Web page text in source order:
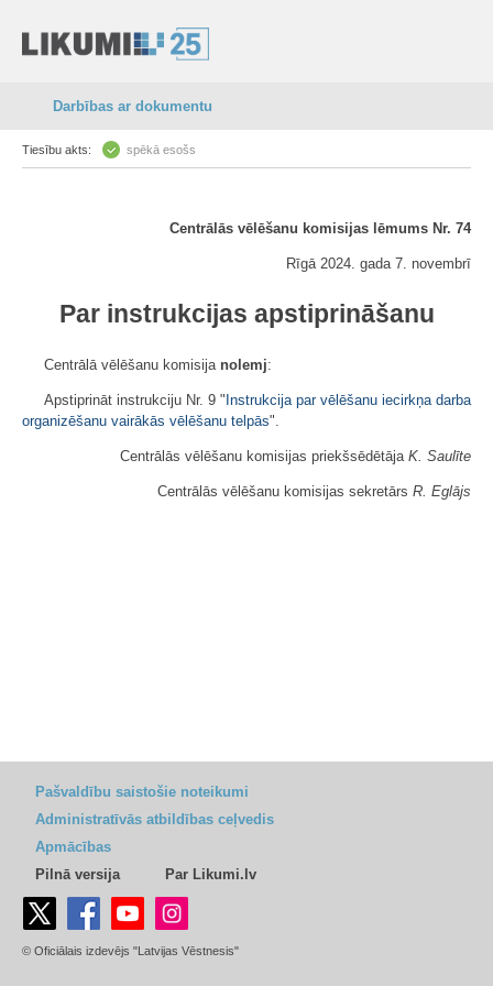
Darbības ar dokumentu
Tiesību akts: spēkā esošs
Centrālās vēlēšanu komisijas lēmums Nr. 74
Rīgā 2024. gada 7. novembrī
Par instrukcijas apstiprināšanu
Centrālā vēlēšanu komisija nolemj:
Apstiprināt instrukciju Nr. 9 " Instrukcija par vēlēšanu iecirkņa darba
organizēšanu vairākās vēlēšanu telpās".
Centrālās vēlēšanu komisijas priekšsēdētāja K. Saulīte
Centrālās vēlēšanu komisijas sekretārs R. Eglājs
Pašvaldību saistošie noteikumi
Administratīvās atbildības ceļvedis
Apmācības
Pilnā versija
Par Likumi.lv
© Oficiālais izdevējs "Latvijas Vēstnesis"